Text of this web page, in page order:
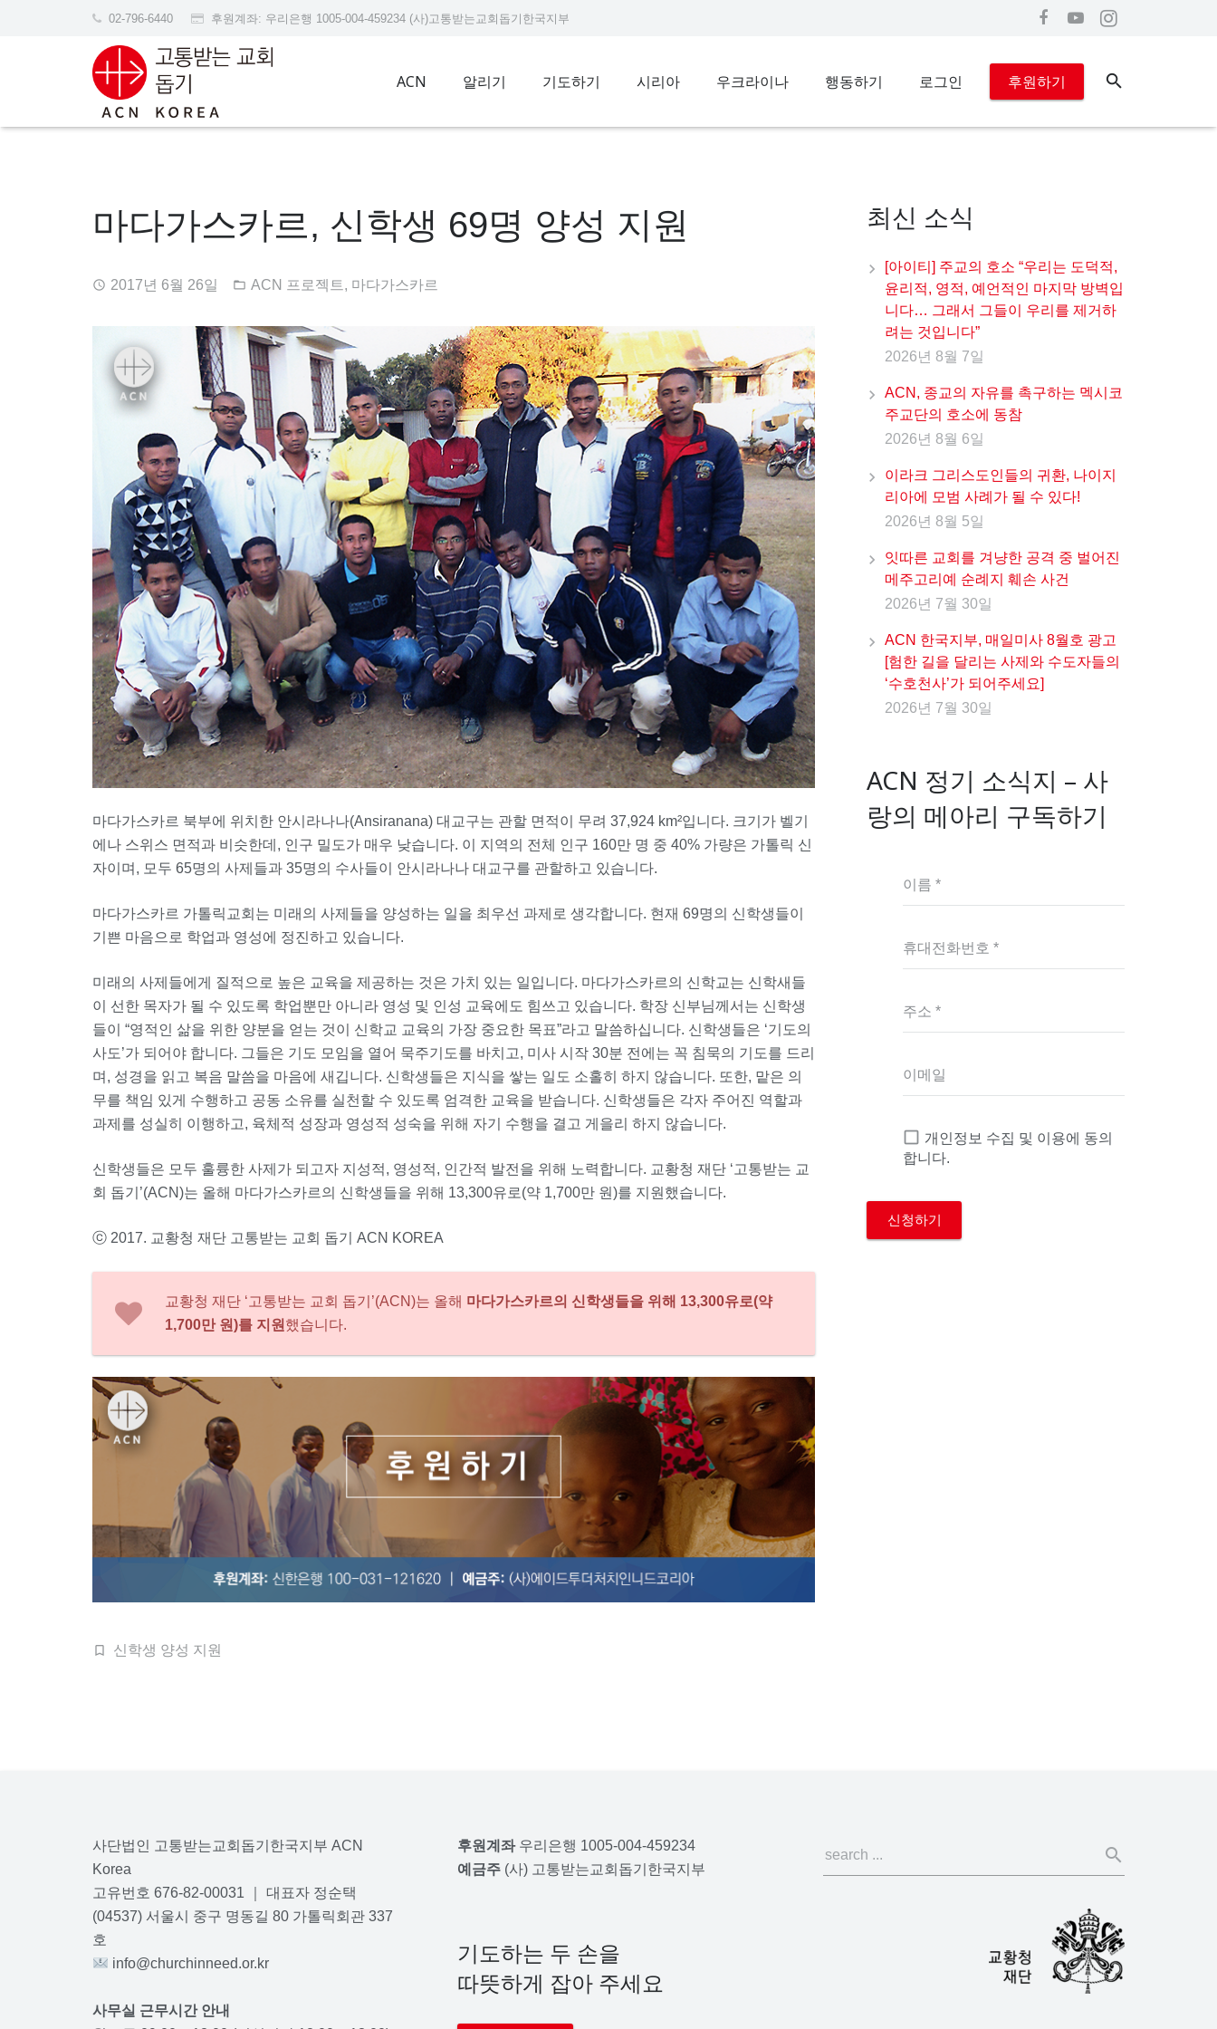
02-796-6440 후원계좌: 우리은행 1005-004-459234 (사)고통받는교회돕기한국지부
ACN 알리기 기도하기 시리아 우크라이나 행동하기 로그인 후원하기
마다가스카르, 신학생 69명 양성 지원
2017년 6월 26일 ACN 프로젝트 , 마다가스카르
마다가스카르 북부에 위치한 안시라나나(Ansiranana) 대교구는 관할 면적이 무려 37,924 km²입니다. 크기가 벨기
에나 스위스 면적과 비슷한데, 인구 밀도가 매우 낮습니다. 이 지역의 전체 인구 160만 명 중 40% 가량은 가톨릭 신
자이며, 모두 65명의 사제들과 35명의 수사들이 안시라나나 대교구를 관할하고 있습니다.
마다가스카르 가톨릭교회는 미래의 사제들을 양성하는 일을 최우선 과제로 생각합니다. 현재 69명의 신학생들이
기쁜 마음으로 학업과 영성에 정진하고 있습니다.
미래의 사제들에게 질적으로 높은 교육을 제공하는 것은 가치 있는 일입니다. 마다가스카르의 신학교는 신학새들
이 선한 목자가 될 수 있도록 학업뿐만 아니라 영성 및 인성 교육에도 힘쓰고 있습니다. 학장 신부님께서는 신학생
들이 “영적인 삶을 위한 양분을 얻는 것이 신학교 교육의 가장 중요한 목표”라고 말씀하십니다. 신학생들은 ‘기도의
사도’가 되어야 합니다. 그들은 기도 모임을 열어 묵주기도를 바치고, 미사 시작 30분 전에는 꼭 침묵의 기도를 드리
며, 성경을 읽고 복음 말씀을 마음에 새깁니다. 신학생들은 지식을 쌓는 일도 소홀히 하지 않습니다. 또한, 맡은 의
무를 책임 있게 수행하고 공동 소유를 실천할 수 있도록 엄격한 교육을 받습니다. 신학생들은 각자 주어진 역할과
과제를 성실히 이행하고, 육체적 성장과 영성적 성숙을 위해 자기 수행을 결고 게을리 하지 않습니다.
신학생들은 모두 훌륭한 사제가 되고자 지성적, 영성적, 인간적 발전을 위해 노력합니다. 교황청 재단 ‘고통받는 교
회 돕기’(ACN)는 올해 마다가스카르의 신학생들을 위해 13,300유로(약 1,700만 원)를 지원했습니다.
ⓒ 2017. 교황청 재단 고통받는 교회 돕기 ACN KOREA
교황청 재단 ‘고통받는 교회 돕기’(ACN)는 올해 마다가스카르의 신학생들을 위해 13,300유로(약
1,700만 원)를 지원 했습니다.
신학생 양성 지원
최신 소식
[아이티] 주교의 호소 “우리는 도덕적,
윤리적, 영적, 예언적인 마지막 방벽입
니다… 그래서 그들이 우리를 제거하
려는 것입니다”
2026년 8월 7일
ACN, 종교의 자유를 촉구하는 멕시코
주교단의 호소에 동참
2026년 8월 6일
이라크 그리스도인들의 귀환, 나이지
리아에 모범 사례가 될 수 있다!
2026년 8월 5일
잇따른 교회를 겨냥한 공격 중 벌어진
메주고리예 순례지 훼손 사건
2026년 7월 30일
ACN 한국지부, 매일미사 8월호 광고
[험한 길을 달리는 사제와 수도자들의
‘수호천사’가 되어주세요]
2026년 7월 30일
ACN 정기 소식지 – 사
랑의 메아리 구독하기
이름 *
휴대전화번호 *
주소 *
이메일
개인정보 수집 및 이용에 동의
합니다.
사단법인 고통받는교회돕기한국지부 ACN
Korea
고유번호 676-82-00031 ｜ 대표자 정순택
(04537) 서울시 중구 명동길 80 가톨릭회관 337
호
info@churchinneed.or.kr
사무실 근무시간 안내
후원계좌우리은행 1005-004-459234
예금주 (사) 고통받는교회돕기한국지부
기도하는 두 손을
따뜻하게 잡아 주세요